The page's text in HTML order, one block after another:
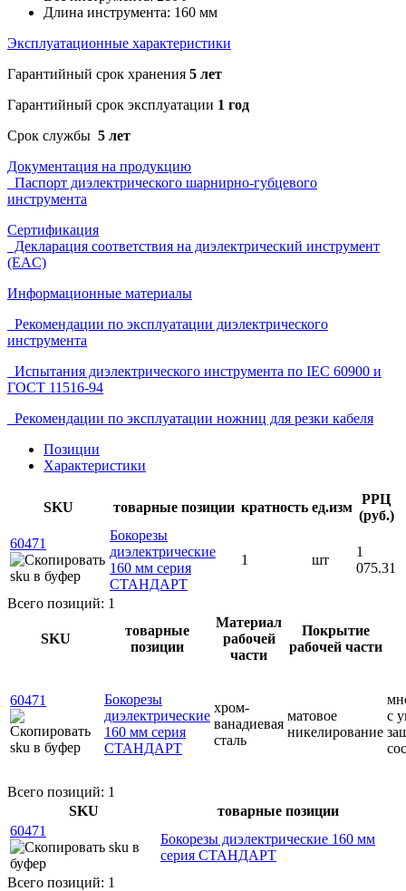
Длина инструмента: 160 мм
Эксплуатационные характеристики
Гарантийный срок хранения 5 лет
Гарантийный срок эксплуатации 1 год
Срок службы 5 лет
Документация на продукцию
Паспорт диэлектрического шарнирно-губцевого
инструмента
Сертификация
Декларация соответствия на диэлектрический инструмент
(EAC)
Информационные материалы
Рекомендации по эксплуатации диэлектрического
инструмента
Испытания диэлектрического инструмента по IEC 60900 и
ГОСТ 11516-94
Рекомендации по эксплуатации ножниц для резки кабеля
Позиции
Характеристики
SKU товарные позиции кратность ед.изм
РРЦ
(руб.)
60471
Бокорезы
диэлектрические
160 мм серия
СТАНДАРТ
1 шт
1
075.31
Всего позиций: 1
SKU
товарные
позиции
Материал
рабочей
части
Покрытие
рабочей части
60471
Бокорезы
диэлектрические
160 мм серия
СТАНДАРТ
хром-
ванадиевая
сталь
матовое
никелирование
с
Всего позиций: 1
SKU
товарные позиции
60471
Бокорезы диэлектрические 160 мм
серия СТАНДАРТ
Всего позиций: 1